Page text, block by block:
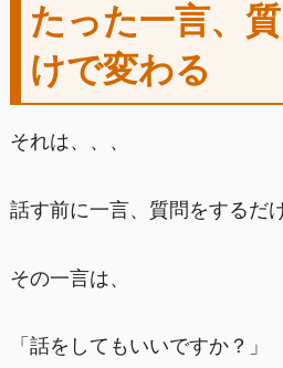
たった一言、
けで変わる
それは、、、
話す前に一言、質問をするだけ
その一言は、
「話をしてもいいですか？」